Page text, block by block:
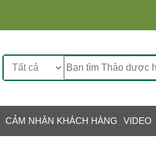
CẢM NHẬN KHÁCH HÀNG VIDEO